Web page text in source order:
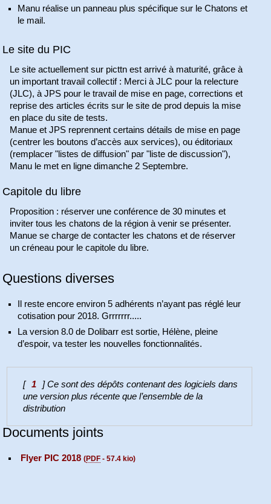
Manu réalise un panneau plus spécifique sur le Chatons et
le mail.
Le site du PIC
Le site actuellement sur picttn est arrivé à maturité, grâce à
un important travail collectif : Merci à JLC pour la relecture
(JLC), à JPS pour le travail de mise en page, corrections et
reprise des articles écrits sur le site de prod depuis la mise
en place du site de tests.
Manue et JPS reprennent certains détails de mise en page
(centrer les boutons d’accès aux services), ou éditoriaux
(remplacer "listes de diffusion" par "liste de discussion"),
Manu le met en ligne dimanche 2 Septembre.
Capitole du libre
Proposition : réserver une conférence de 30 minutes et
inviter tous les chatons de la région à venir se présenter.
Manue se charge de contacter les chatons et de réserver
un créneau pour le capitole du libre.
Questions diverses
Il reste encore environ 5 adhérents n’ayant pas réglé leur
cotisation pour 2018. Grrrrrrr.....
La version 8.0 de Dolibarr est sortie, Hélène, pleine
d’espoir, va tester les nouvelles fonctionnalités.
[ 1 ]Ce sont des dépôts contenant des logiciels dans
une version plus récente que l’ensemble de la
distribution
Documents joints
Flyer PIC 2018 (PDF -57.4 kio)